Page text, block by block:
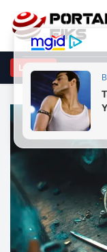
LAJME
Vllasaliu vendosi ta